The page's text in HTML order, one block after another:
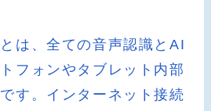
は、全ての音声認識とAI
フォンやタブレット内部
す。インターネット接続